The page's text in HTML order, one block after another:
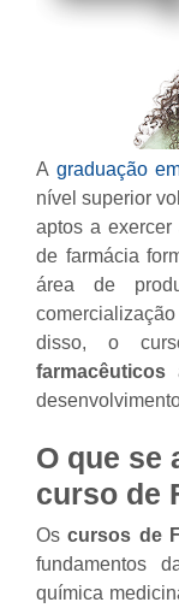
A graduação
nível superior
aptos a exercer
de farmácia
área de
disso, o
farmacêuticos
O que se
curso de
Os cursos de
fundamentos
química